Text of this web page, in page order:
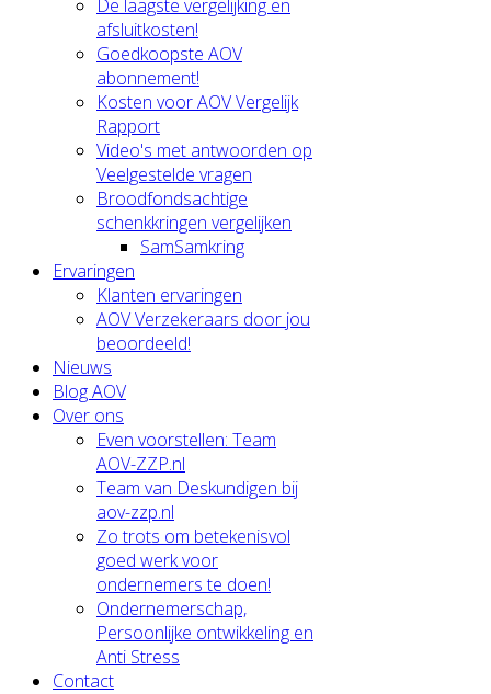
De laagste vergelijking en
afsluitkosten!
Goedkoopste AOV
abonnement!
Kosten voor AOV Vergelijk
Rapport
Video's met antwoorden op
Veelgestelde vragen
Broodfondsachtige
schenkkringen vergelijken
SamSamkring
Ervaringen
Klanten ervaringen
AOV Verzekeraars door jou
beoordeeld!
Nieuws
Blog AOV
Over ons
Even voorstellen: Team
AOV-ZZP.nl
Team van Deskundigen bij
aov-zzp.nl
Zo trots om betekenisvol
goed werk voor
ondernemers te doen!
Ondernemerschap,
Persoonlijke ontwikkeling en
Anti Stress
Contact